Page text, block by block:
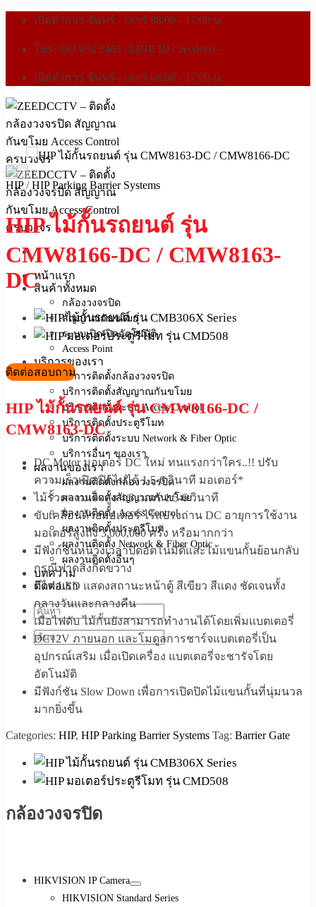
เปิดทำการ จันทร์ - เสาร์ 08.00 - 17.00 น.
โทร. 093 494 2463 | LINE ID : zeedcctv
เปิดทำการ จันทร์ - เสาร์ 08.00 - 17.00 น.
หน้าแรก
สินค้าทั้งหมด
กล้องวงจรปิด
สัญญาณกันขโมย
ระบบเปิด-ปิดอัตโนมัติ
Access Point
บริการของเรา
บริการติดตั้งกล้องวงจรปิด
บริการติดตั้งสัญญาณกันขโมย
บริการติดตั้งระบบ Access Control
บริการติดตั้งประตูรีโมท
บริการติดตั้งระบบ Network & Fiber Optic
บริการอื่นๆ ของเรา
ผลงานของเรา
ผลงานติดตั้งกล้องวงจรปิด
ผลงานติดตั้งสัญญาณกันขโมย
ผลงานติดตั้ง Access Control
ผลงานติดตั้งประตูรีโมท
ผลงานติดตั้ง Network & Fiber Optic
ผลงานติดตั้งอื่นๆ
บทความ
ติดต่อเรา
HIP / HIP Parking Barrier Systems
HIP ไม้กั้นรถยนต์ รุ่น
CMW8166-DC / CMW8163-
DC
ติดต่อสอบถาม
HIP ไม้กั้นรถยนต์ รุ่น CMW8166-DC /
CMW8163-DC
DC Motor มอเตอร์ DC ใหม่ ทนแรงกว่าใคร..!! ปรับ
ความเร็วเปิด/ปิดไม่ได้ 1.5-6 วินาที มอเตอร์*
ไม้รั้วความเร็วสูง 4/6 เมตร 1.5-6 วินาที
ขับเคลื่อนด้วยมอเตอร์ ไร้แปรงถ่าน DC อายุการใช้งาน
มอเตอร์สูงถึง 3,000,000 ครั้ง หรือมากกว่า
มีฟังก์ชันหน่วงเวลาปิดอัตโนมัติและไม้แขนกั้นย้อนกลับ
กรณีฟาดสิ่งกีดขวาง
มีไฟ LED แสดงสถานะหน้าตู้ สีเขียว สีแดง ชัดเจนทั้ง
กลางวันและกลางคืน
เมื่อไฟดับ ไม้กั้นยังสามารถทำงานได้โดยเพิ่มแบตเตอรี่
DC12V ภายนอก และโมดูลการชาร์จแบตเตอรี่เป็น
อุปกรณ์เสริม เมื่อเปิดเครื่อง แบตเตอรี่จะชารัจโดย
อัตโนมัติ
มีฟังก์ชัน Slow Down เพื่อการเปิดปิดไม้แขนกั้นที่นุ่มนวล
มากยิ่งขึ้น
Categories: HIP, HIP Parking Barrier Systems Tag: Barrier Gate
กล้องวงจรปิด
HIKVISION IP Camera
HIKVISION Standard Series